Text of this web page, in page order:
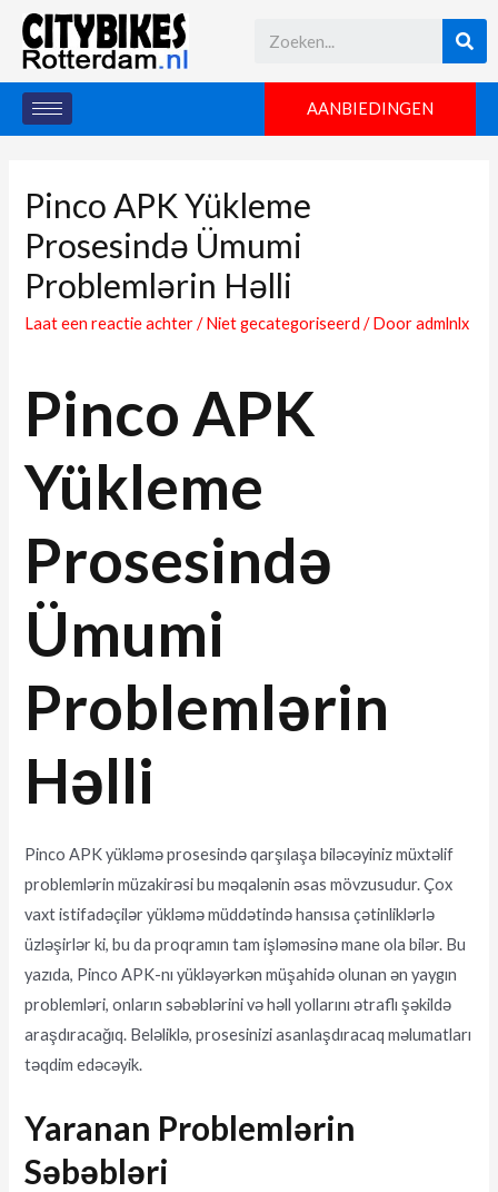
AANBIEDINGEN
Pinco APK Yükleme
Prosesində Ümumi
Problemlərin Həlli
Laat een reactie achter /Niet gecategoriseerd / Dooradmlnlx
Pinco APK
Yükleme
Prosesində
Ümumi
Problemlərin
Həlli
Pinco APK yükləmə prosesində qarşılaşa biləcəyiniz müxtəlif
problemlərin müzakirəsi bu məqalənin əsas mövzusudur. Çox
vaxt istifadəçilər yükləmə müddətində hansısa çətinliklərlə
üzləşirlər ki, bu da proqramın tam işləməsinə mane ola bilər. Bu
yazıda, Pinco APK-nı yükləyərkən müşahidə olunan ən yaygın
problemləri, onların səbəblərini və həll yollarını ətraflı şəkildə
araşdıracağıq. Beləliklə, prosesinizi asanlaşdıracaq məlumatları
təqdim edəcəyik.
Yaranan Problemlərin
Səbəbləri